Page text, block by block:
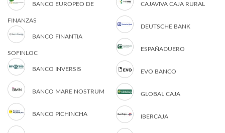
BANCO EUROPEO DE
FINANZAS
BANCO FINANTIA
SOFINLOC
BANCO INVERSIS
BANCO MARE NOSTRUM
BANCO PICHINCHA
CAJAVIVA CAJA RURAL
DEUTSCHE BANK
ESPAÑADUERO
EVO BANCO
GLOBAL CAJA
IBERCAJA